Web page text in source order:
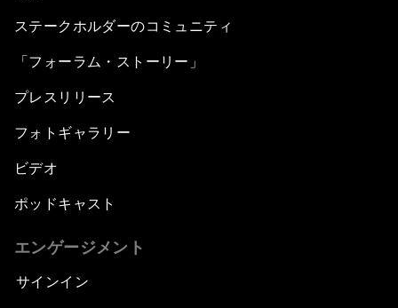
ステークホルダーのコミュニティ
「フォーラム・ストーリー」
プレスリリース
フォトギャラリー
ビデオ
ポッドキャスト
エンゲージメント
サインイン